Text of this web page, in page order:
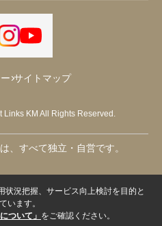
サイトマップ
KM All Rights Reserved.
、すべて独立・自営です。
状況把握、サービス向上検討を目的と
います。
ついて」 をご確認ください。